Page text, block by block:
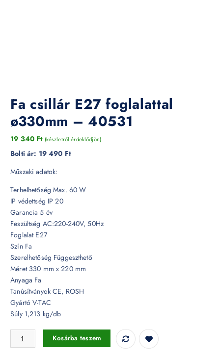
Fa csillár E27 foglalattal
ø330mm – 40531
19 340 Ft (készletről érdeklődjön)
Bolti ár: 19 490 Ft
Műszaki adatok:
Terhelhetőség Max. 60 W
IP védettség IP 20
Garancia 5 év
Feszültség AC:220-240V, 50Hz
Foglalat E27
Szín Fa
Szerelhetőség Függeszthető
Méret 330 mm x 220 mm
Anyaga Fa
Tanúsítványok CE, ROSH
Gyártó V-TAC
Súly 1,213 kg/db
Fa csillár E27 foglalattal ø330mm - 40531 mennyiség
Kosárba teszem